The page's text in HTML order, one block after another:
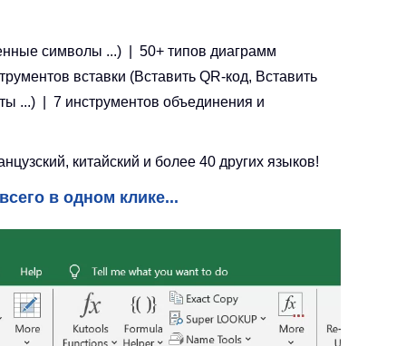
символы ...) | 50+ типов диаграмм
вставки (Вставить QR-код, Вставить
...) | 7 инструментов объединения и
китайский и более 40 других языков!
в одном клике...